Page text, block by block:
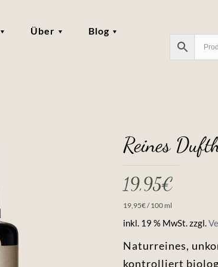
Über Blog
Reines
19,95€
19,95€/100 ml
inkl. 19 % MwSt.zzgl.
Naturreines,
kontrolliert